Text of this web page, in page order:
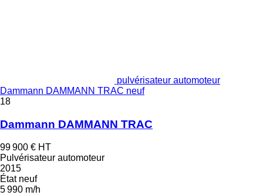
pulvérisateur automoteur
Dammann DAMMANN TRAC neuf
18
Dammann DAMMANN TRAC
99 900 € HT
Pulvérisateur automoteur
2015
Étatneuf
5 990 m/h